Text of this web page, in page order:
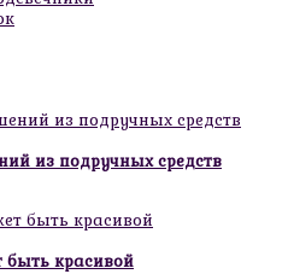
из подручных средств
красивой